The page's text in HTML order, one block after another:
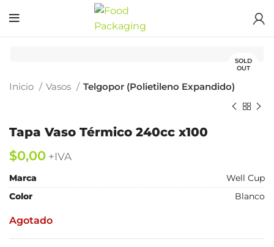
SOLD
OUT
Inicio Vasos Telgopor (Polietileno Expandido)
Tapa Vaso Térmico 240cc x100
$
Marca
Well Cup
Color
Blanco
Agotado